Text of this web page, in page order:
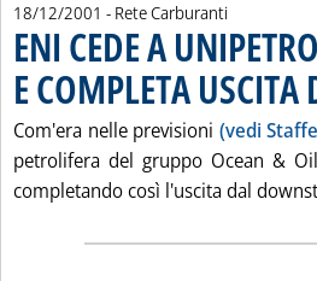
18/12/2001 - Rete Carburanti
ENI CEDE A
E COMPLETA
Com'era nelle previsioni (vedi
petrolifera del gruppo Ocean &
completando così l'uscita dal